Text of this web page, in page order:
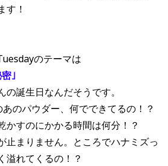
す！
のテーマは
｣
誕生日なんだそうです。
あのパウダー、何でできてるの！？
かすのにかかる時間は何分！？
止まりません。ところでハナミズっ
溢れてくるの！？